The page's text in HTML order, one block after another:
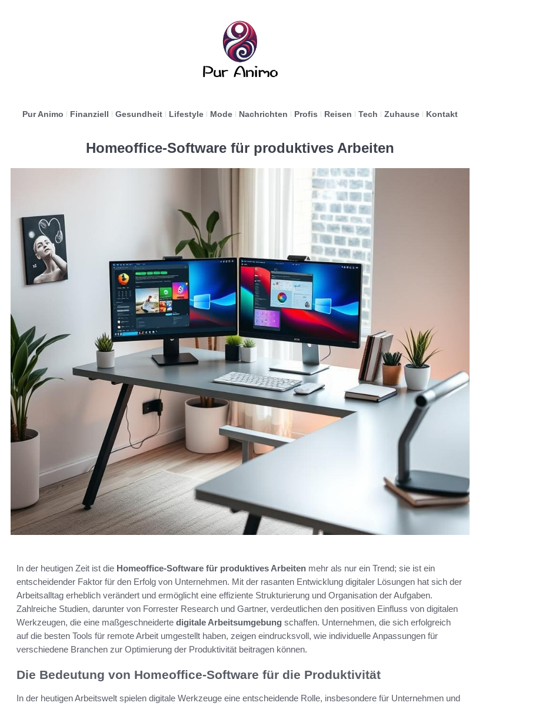
Pur Animo Finanziell Gesundheit Lifestyle Mode Nachrichten Profis Reisen Tech Zuhause Kontakt
Homeoffice-Software für produktives Arbeiten
In der heutigen Zeit ist die Homeoffice-Software für produktives Arbeiten mehr als nur ein Trend; sie ist ein
entscheidender Faktor für den Erfolg von Unternehmen. Mit der rasanten Entwicklung digitaler Lösungen hat sich der
Arbeitsalltag erheblich verändert und ermöglicht eine effiziente Strukturierung und Organisation der Aufgaben.
Zahlreiche Studien, darunter von Forrester Research und Gartner, verdeutlichen den positiven Einfluss von digitalen
Werkzeugen, die eine maßgeschneiderte digitale Arbeitsumgebung schaffen. Unternehmen, die sich erfolgreich
auf die besten Tools für remote Arbeit umgestellt haben, zeigen eindrucksvoll, wie individuelle Anpassungen für
verschiedene Branchen zur Optimierung der Produktivität beitragen können.
Die Bedeutung von Homeoffice-Software für die Produktivität
In der heutigen Arbeitswelt spielen digitale Werkzeuge eine entscheidende Rolle, insbesondere für Unternehmen und